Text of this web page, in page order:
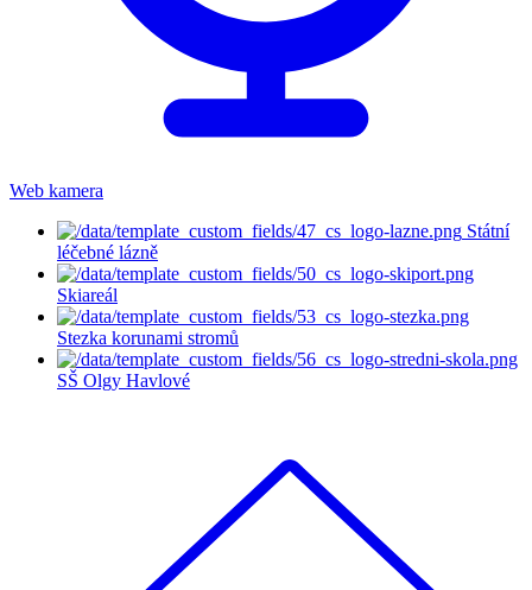
Web kamera
Státní
léčebné lázně
Skiareál
Stezka korunami stromů
SŠ Olgy Havlové